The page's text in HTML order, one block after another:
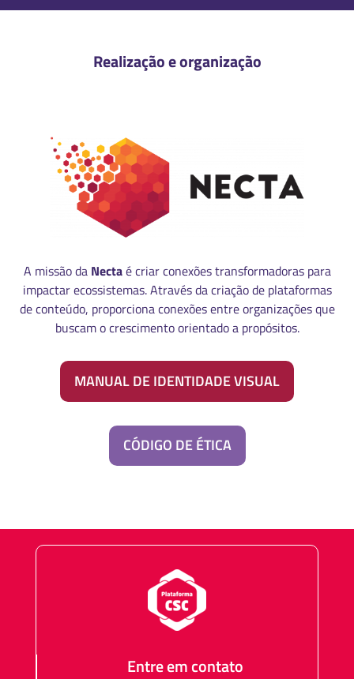
Realização e organização
A missão da Nectaé criar conexões transformadoras para
impactar ecossistemas. Através da criação de plataformas
de conteúdo, proporciona conexões entre organizações que
buscam o crescimento orientado a propósitos.
MANUAL DE IDENTIDADE VISUAL
CÓDIGO DE ÉTICA
Entre em contato